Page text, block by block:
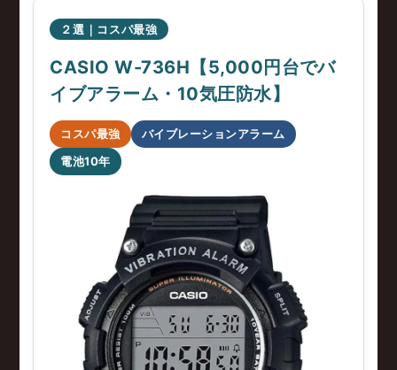
２選｜コスパ最強
CASIO W-736H【5,000円台でバ
イブアラーム・10気圧防水】
コスパ最強
バイブレーションアラーム
電池10年